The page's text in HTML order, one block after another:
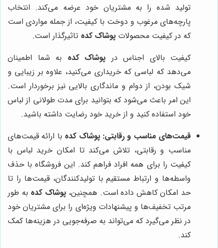
تولید شده را به مشتریان خود عرضه می‌کند. انتخاب
پارچه‌های مرغوب و دوخت با کیفیت، از جمله مواردی است
که در کیفیت محصولات پوشاک کده تاثیرگذار است.
کیفیت بالای اجناس در پوشاک کده به شما اطمینان
می‌دهد که لباسی که خریداری می‌کنید، علاوه بر زیبایی و
شیک بودن، از دوام و ماندگاری بالایی نیز برخوردار است.
این امر باعث می‌شود که بتوانید برای مدت طولانی از لباس
خود استفاده کنید و از خرید خود رضایت داشته باشید.
قیمت‌های مناسب و رقابتی: پوشاک کده با ارائه قیمت‌های
مناسب و رقابتی، تلاش می‌کند تا امکان خرید لباس با
کیفیت را برای همه افراد فراهم کند. این فروشگاه با حذف
واسطه‌ها و ارتباط مستقیم با تولیدکنندگان، قیمت‌ها را تا
حد امکان کاهش داده است. همچنین،پوشاک کده به طور
مرتب تخفیف‌ها و پیشنهادات ویژه‌ای را برای مشتریان خود
در نظر می‌گیرد که می‌تواند به صرفه‌جویی در هزینه‌ها کمک
کند.